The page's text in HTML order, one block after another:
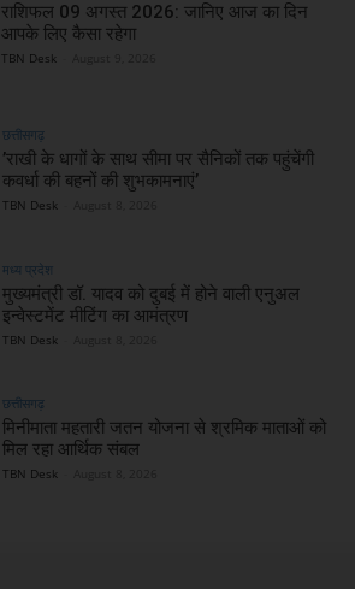
राशिफल 09 अगस्त 2026: जानिए आज का दिन
आपके लिए कैसा रहेगा
TBN Desk
छत्तीसगढ़
’राखी के धागों के साथ सीमा पर सैनिकों तक पहुंचेंगी
कवर्धा की बहनों की शुभकामनाएं’
TBN Desk
मध्य प्रदेश
मुख्यमंत्री डॉ. यादव को दुबई में होने वाली एनुअल
इन्वेस्टमेंट मीटिंग का आमंत्रण
TBN Desk
छत्तीसगढ़
मिनीमाता महतारी जतन योजना से श्रमिक माताओं को
मिल रहा आर्थिक संबल
TBN Desk